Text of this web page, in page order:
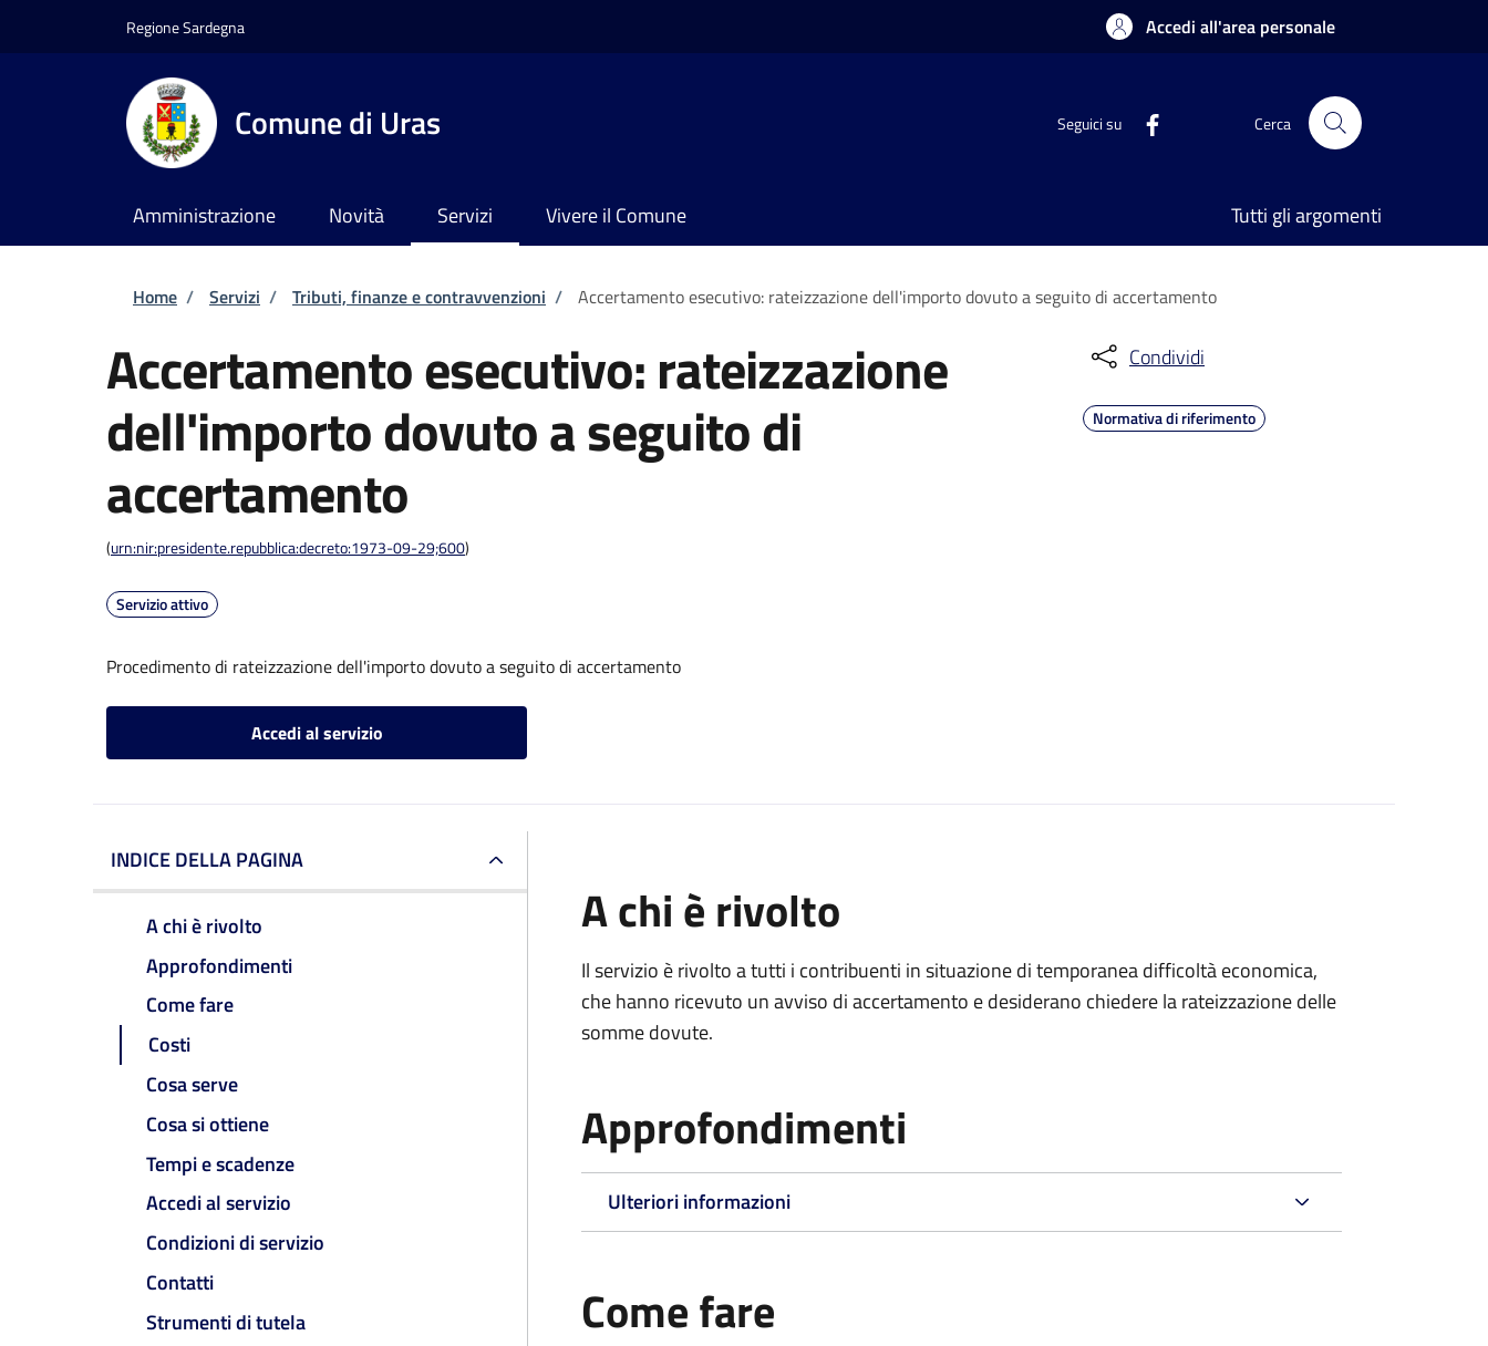
Regione Sardegna Accedi all'area personale
Comune di Uras Seguici su Cerca
Amministrazione Novità Servizi Vivere il Comune Tutti gli argomenti
Briciole di pane
Home / Servizi / Tributi, finanze e contravvenzioni / Accertamento esecutivo: rateizzazione dell'importo dovuto a seguito di accertamento
Accertamento esecutivo: rateizzazione
dell'importo dovuto a seguito di
accertamento
(urn:nir:presidente.repubblica:decreto:1973-09-29;600)
Servizio attivo
Procedimento di rateizzazione dell'importo dovuto a seguito di accertamento
Accedi al servizio
Condividi
Normativa di riferimento
INDICE DELLA PAGINA
A chi è rivolto
Approfondimenti
Come fare
Costi
Cosa serve
Cosa si ottiene
Tempi e scadenze
Accedi al servizio
Condizioni di servizio
Contatti
Strumenti di tutela
A chi è rivolto
Il servizio è rivolto a tutti i contribuenti in situazione di temporanea difficoltà economica,
che hanno ricevuto un avviso di accertamento e desiderano chiedere la rateizzazione delle
somme dovute.
Approfondimenti
Ulteriori informazioni
Come fare